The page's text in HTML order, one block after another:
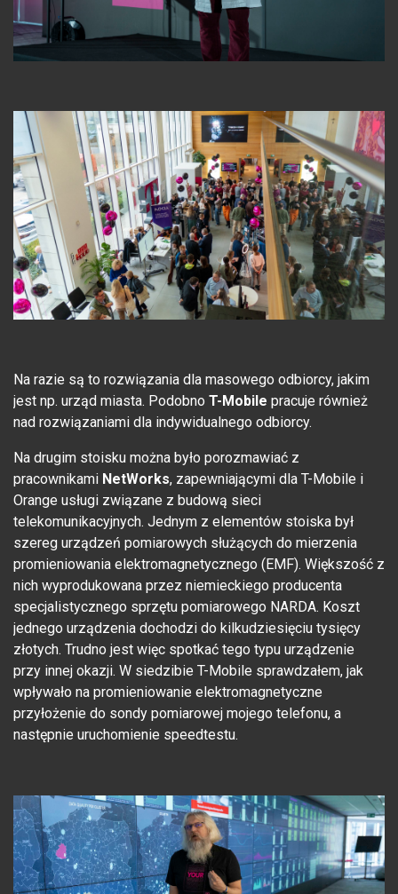
Na razie są to rozwiązania dla masowego odbiorcy, jakim
jest np. urząd miasta. Podobno T-Mobile pracuje również
nad rozwiązaniami dla indywidualnego odbiorcy.
Na drugim stoisku można było porozmawiać z
pracownikami NetWorks, zapewniającymi dla T-Mobile i
Orange usługi związane z budową sieci
telekomunikacyjnych. Jednym z elementów stoiska był
szereg urządzeń pomiarowych służących do mierzenia
promieniowania elektromagnetycznego (EMF). Większość z
nich wyprodukowana przez niemieckiego producenta
specjalistycznego sprzętu pomiarowego NARDA. Koszt
jednego urządzenia dochodzi do kilkudziesięciu tysięcy
złotych. Trudno jest więc spotkać tego typu urządzenie
przy innej okazji. W siedzibie T-Mobile sprawdzałem, jak
wpływało na promieniowanie elektromagnetyczne
przyłożenie do sondy pomiarowej mojego telefonu, a
następnie uruchomienie speedtestu.